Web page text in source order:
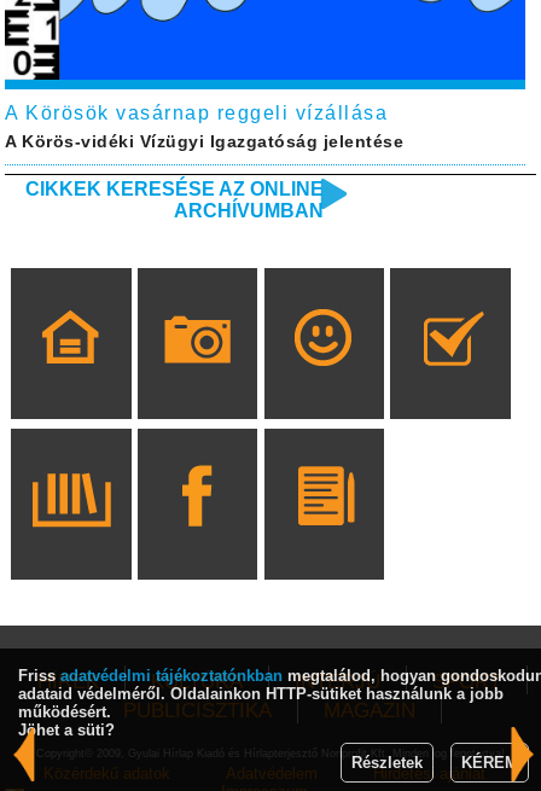
A Körösök vasárnap reggeli vízállása
A Körös-vidéki Vízügyi Igazgatóság jelentése
CIKKEK KERESÉSE AZ ONLINE
ARCHÍVUMBAN
HÍREK KULTÚRA INTERJÚ
SPORT
PUBLICISZTIKA
MAGAZIN
Copyright© 2009, Gyulai Hírlap Kiadó és Hírlapterjesztő Nonprofit Kft. Minden jog fenntartva!
Közérdekű adatok Adatvédelem
Hirdetési ajánlat
Friss adatvédelmi tájékoztatónkban megtalálod, hogyan
adataid védelméről. Oldalainkon HTTP-sütiket használunk a jobb
működésért.
Jöhet a süti?
Részletek
KÉREM